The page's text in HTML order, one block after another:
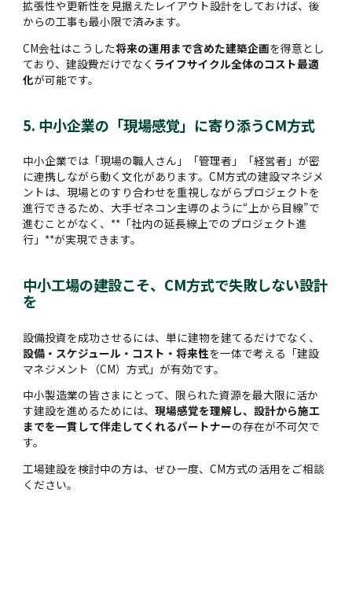
拡張性や更新性を見据えたレイアウト設計をしておけば、後
からの工事も最小限で済みます。
CM会社はこうした将来の運用まで含めた建築企画を得意とし
ており、建設費だけでなく ライフサイクル全体のコスト最適
化が可能です。
5. 中小企業の「現場感覚」に寄り添うCM方式
中小企業では「現場の職人さん」「管理者」「経営者」が密
に連携しながら動く文化があります。CM方式の建設マネジメ
ントは、現場とのすり合わせを重視しながらプロジェクトを
進行できるため、大手ゼネコン主導のように“上から目線”で
進むことがなく、**「社内の延長線上でのプロジェクト進
行」**が実現できます。
中小工場の建設こそ、CM方式で失敗しない設計
を
設備投資を成功させるには、単に建物を建てるだけでなく、
設備・スケジュール・コスト・将来性を一体で考える「建設
マネジメント（CM）方式」が有効です。
中小製造業の皆さまにとって、限られた資源を最大限に活か
す建設を進めるためには、現場感覚を理解し、設計から施工
までを一貫して伴走してくれるパートナーの存在が不可欠で
す。
工場建設を検討中の方は、ぜひ一度、CM方式の活用をご相談
ください。